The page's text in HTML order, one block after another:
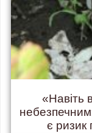
«Навіть
є ризик